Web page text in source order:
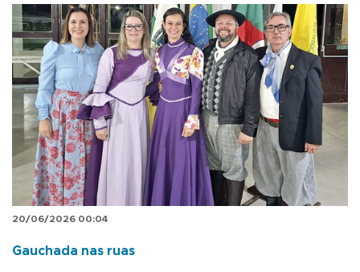
20/06/2026 00:04
Gauchada nas ruas